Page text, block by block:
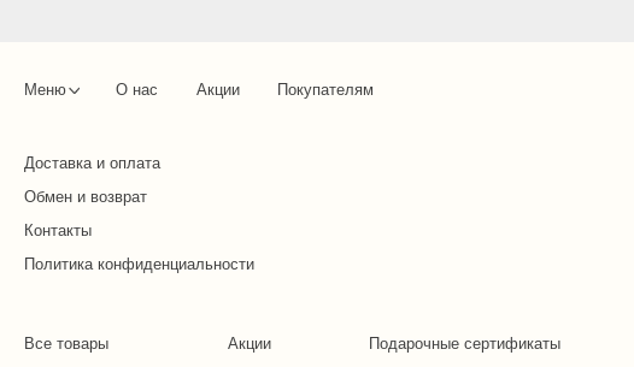
Меню О нас Акции Покупателям
Доставка и оплата
Обмен и возврат
Контакты
Политика конфиденциальности
Подарочные сертификаты
Акции
Все товары